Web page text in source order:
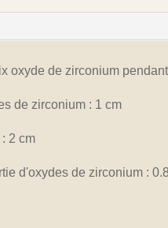
oxyde de zirconium
de zirconium : 1 cm
2 cm
d'oxydes de zirconium :